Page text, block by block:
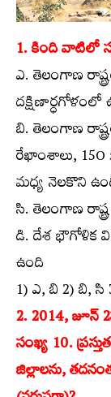
1. కింది వాటిలో
ఎ. తెలంగాణ
దక్షిణార్ధగోళంలో
బి. తెలంగాణ
రేఖాంశాలు, 15O
మధ్య నెలకొని
సి. తెలంగాణ
డి. దేశ భౌగోళిక
ఉంది
1) ఎ, బి 2) బి,
2. 2014, జూన్‌
సంఖ్య 10.
జిల్లాలను,